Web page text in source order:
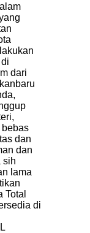
dari
dan
dan
sih
lama
Total
di